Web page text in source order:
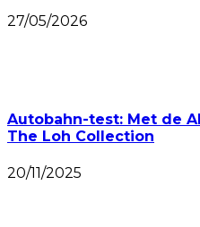
27/05/2026
Autobahn-test: Met de
The Loh Collection
20/11/2025